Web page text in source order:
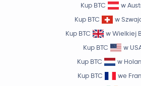
Kup BTC
w
Kup BTC
w
Kup BTC
w Wielkiej
Kup BTC
w
Kup BTC
w
Kup BTC
we